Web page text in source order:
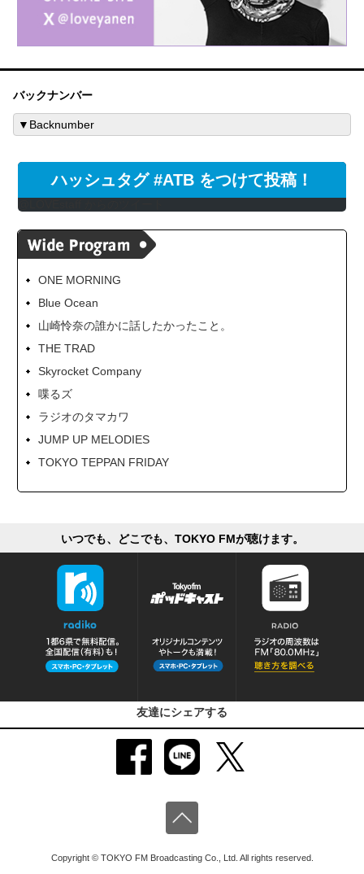
バックナンバー
ハッシュタグ #ATB をつけて投稿！
ONE MORNING
Blue Ocean
山崎怜奈の誰かに話したかったこと。
THE TRAD
Skyrocket Company
喋るズ
ラジオのタマカワ
JUMP UP MELODIES
TOKYO TEPPAN FRIDAY
いつでも、どこでも、TOKYO FMが聴けます。
友達にシェアする
Copyright © TOKYO FM Broadcasting Co., Ltd. All rights reserved.